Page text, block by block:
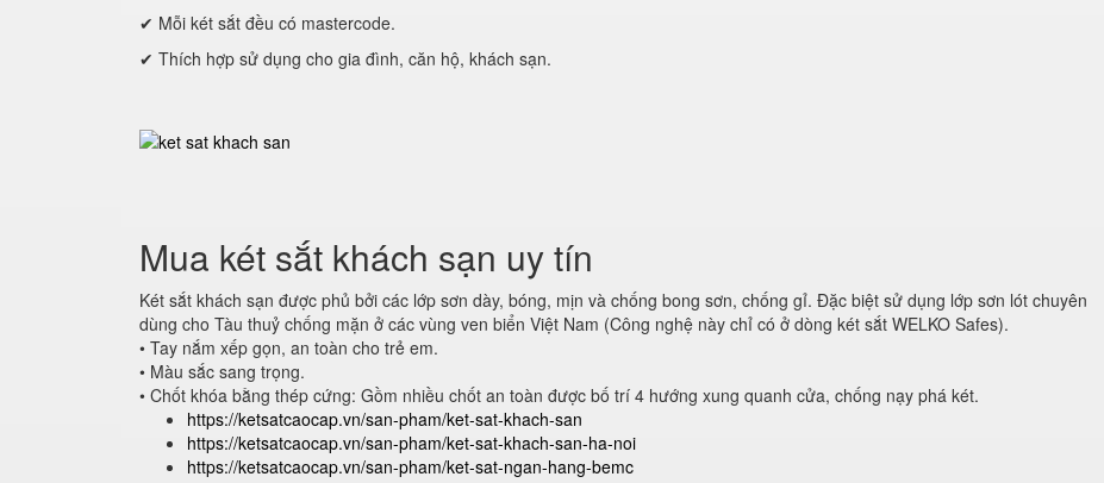
✔ Mỗi két sắt đều có mastercode.
✔ Thích hợp sử dụng cho gia đình, căn hộ, khách sạn.
Mua két sắt khách sạn uy tín
Két sắt khách sạn được phủ bởi các lớp sơn dày, bóng, mịn và chống bong sơn, chống gỉ. Đặc biệt sử dụng lớp sơn lót chuyên
dùng cho Tàu thuỷ chống mặn ở các vùng ven biển Việt Nam (Công nghệ này chỉ có ở dòng két sắt WELKO Safes).
• Tay nắm xếp gọn, an toàn cho trẻ em.
• Màu sắc sang trọng.
• Chốt khóa bằng thép cứng: Gồm nhiều chốt an toàn được bố trí 4 hướng xung quanh cửa, chống nạy phá két.
https://ketsatcaocap.vn/san-pham/ket-sat-khach-san
https://ketsatcaocap.vn/san-pham/ket-sat-khach-san-ha-noi
https://ketsatcaocap.vn/san-pham/ket-sat-ngan-hang-bemc